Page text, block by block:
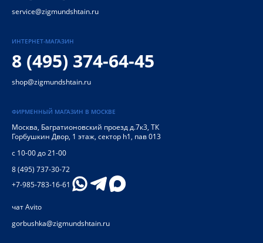
service@zigmundshtain.ru
ИНТЕРНЕТ-МАГАЗИН
8 (495) 374-64-45
shop@zigmundshtain.ru
ФИРМЕННЫЙ МАГАЗИН В МОСКВЕ
Москва, Багратионовский проезд д.7к3, ТК
Горбушкин Двор, 1 этаж, сектор h1, пав 013
с 10-00 до 21-00
8 (495) 737-30-72
+7-985-783-16-61
чат Avito
gorbushka@zigmundshtain.ru